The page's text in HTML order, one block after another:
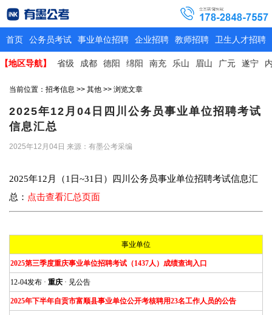
首页 公务员考试 事业单位招聘 企业招聘 教师招聘 卫生人才招聘
【地区导航】 省级 成都 德阳 绵阳 南充 乐山 眉山 广元 遂宁
当前位置： 招考信息 >> 其他 >> 浏览文章
2025年12月04日四川公务员事业单位招聘考试
信息汇总
2025年12月04日 来源：有墨公考采编
2025年12月（1日~31日）四川公务员事业单位招聘考试信息汇
总： 点击查看汇总页面
事业单位
2025第三季度重庆事业单位招聘考试（1437人）成绩查询入口
12-04发布 · 重庆 · 见公告
2025年下半年自贡市富顺县事业单位公开考核聘用23名工作人员的公告